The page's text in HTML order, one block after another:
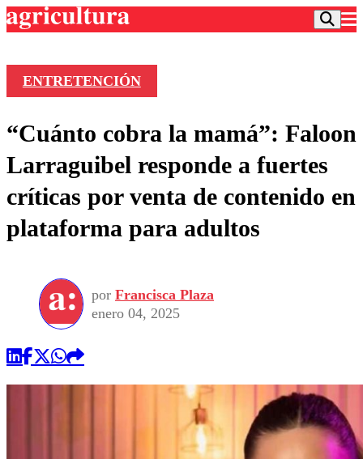
Frecuencias
Agricultura TV
Deportes
Colo Colo
Motor
Torneo Internacional
Torneo Nacional
Entretención
Internacional
Nacional
Vida Social
Programas
Comercial
ENTRETENCIÓN
“Cuánto cobra la mamá”: Faloon
Larraguibel responde a fuertes
críticas por venta de contenido en
plataforma para adultos
por Francisca Plaza
enero 04, 2025